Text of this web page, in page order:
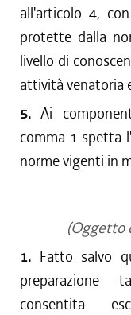
all'articolo 4,
protette dalla
livello di
attività venatoria
5.Ai
comma 1 spetta
norme vigenti in
(Oggetto
1. Fatto salvo
preparazione
consentita